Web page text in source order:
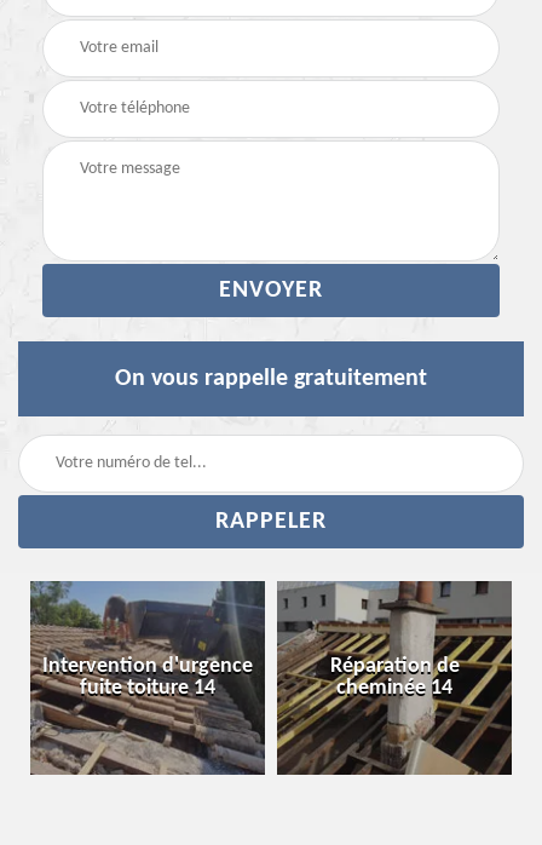
On vous rappelle gratuitement
Intervention d'urgence
fuite toiture 14
Réparation de
cheminée 14